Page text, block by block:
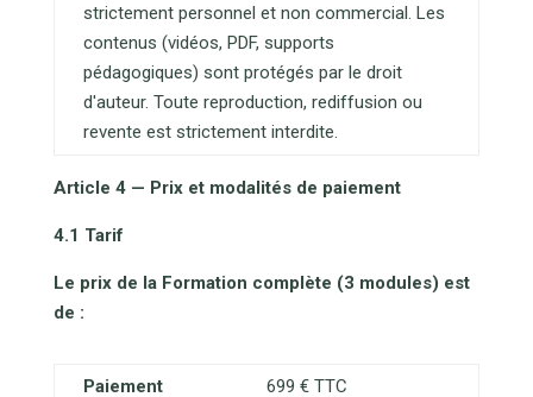
strictement personnel et non commercial. Les
contenus (vidéos, PDF, supports
pédagogiques) sont protégés par le droit
d'auteur. Toute reproduction, rediffusion ou
revente est strictement interdite.
Article 4 — Prix et modalités de paiement
4.1 Tarif
Le prix de la Formation complète (3 modules) est
de :
Paiement 699 € TTC